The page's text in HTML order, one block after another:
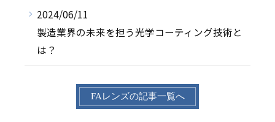
2024/06/11
製造業界の未来を担う光学コーティング技術と
は？
FAレンズの記事一覧へ